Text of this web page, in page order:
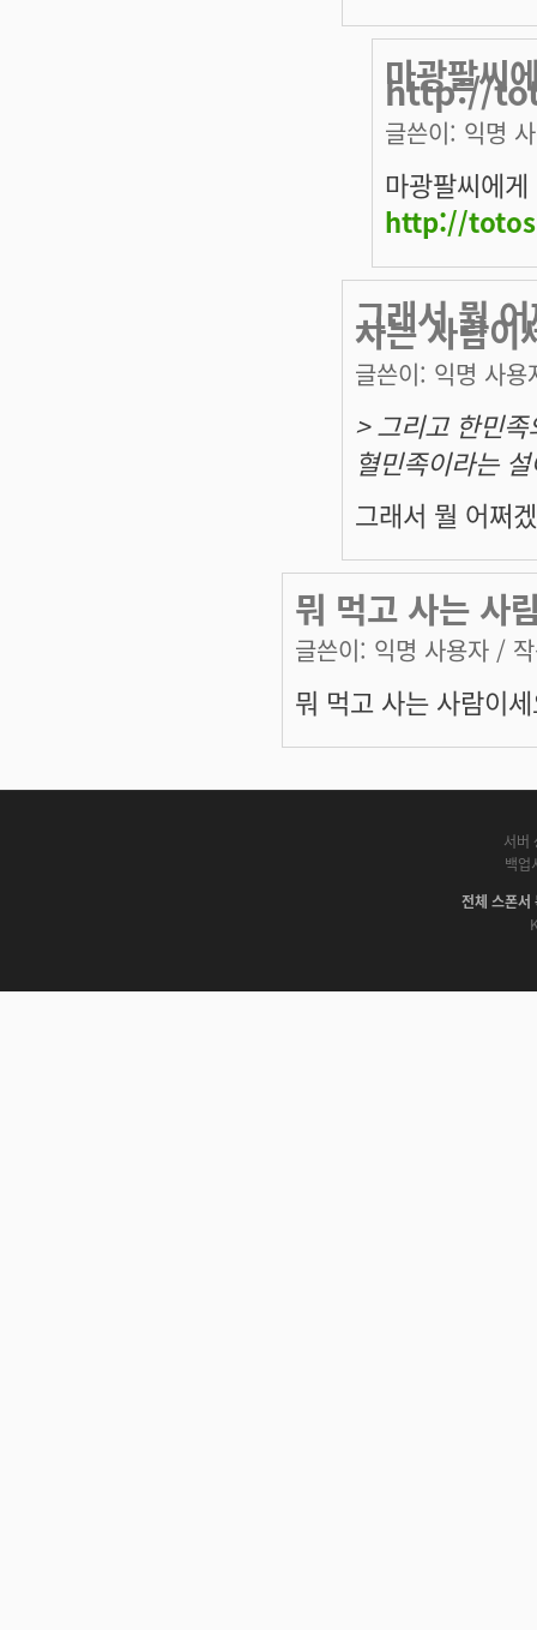
마광팔씨
http://
글쓴이: 익명
마광팔씨에
http://
그래서 뭘
사는 사람이
글쓴이: 익명 사용
> 그리고 한민
혈민족이라는
그래서 뭘 어쩌
뭐 먹고 사는 사
글쓴이: 익명 사용자 /
뭐 먹고 사는 사람이
서버
백업
전체 스폰서